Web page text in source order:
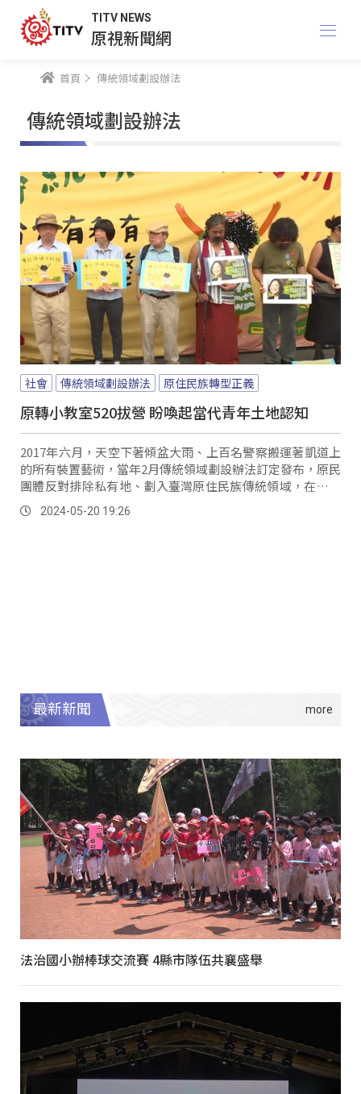
TITV NEWS
原視新聞網
首頁 傳統領域劃設辦法
傳統領域劃設辦法
社會 傳統領域劃設辦法 原住民族轉型正義
原轉小教室520拔營 盼喚起當代青年土地認知
2017年六月，天空下著傾盆大雨、上百名警察搬運著凱道上
的所有裝置藝術，當年2月傳統領域劃設辦法訂定發布，原民
團體反對排除私有地、劃入臺灣原住民族傳統領域，在凱道
駐紮第100天，遭到警察突襲驅離。
2024-05-20 19:26
最新新聞
法治國小辦棒球交流賽 4縣市隊伍共襄盛舉